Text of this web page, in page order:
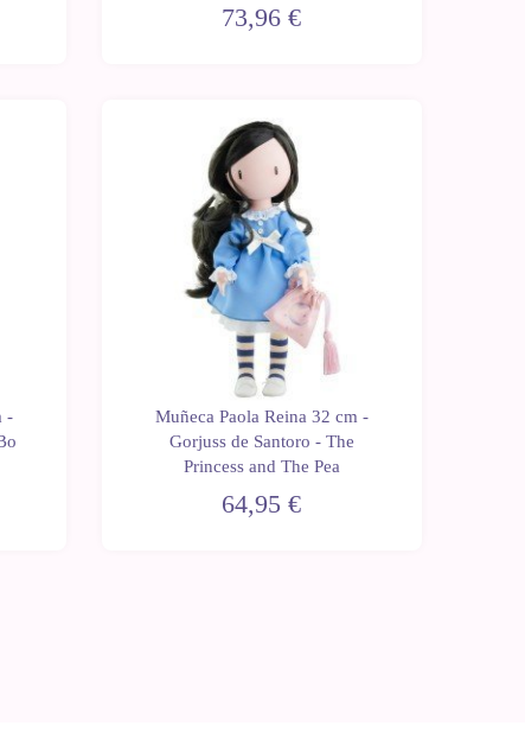
73,96 €
-
Muñeca Paola Reina 32 cm -
Gorjuss de Santoro - The
Princess and The Pea
64,95 €